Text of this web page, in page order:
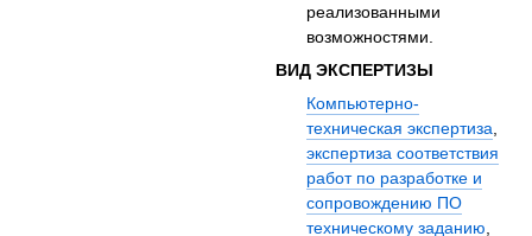
реализованными
возможностями.
ВИД ЭКСПЕРТИЗЫ
Компьютерно-
техническая экспертиза,
экспертиза соответствия
работ по разработке и
сопровождению ПО
техническому заданию,